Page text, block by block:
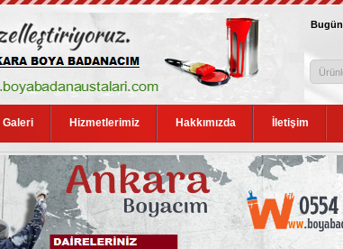
Bugün
Galeri Hizmetlerimiz Hakkımızda İletişim